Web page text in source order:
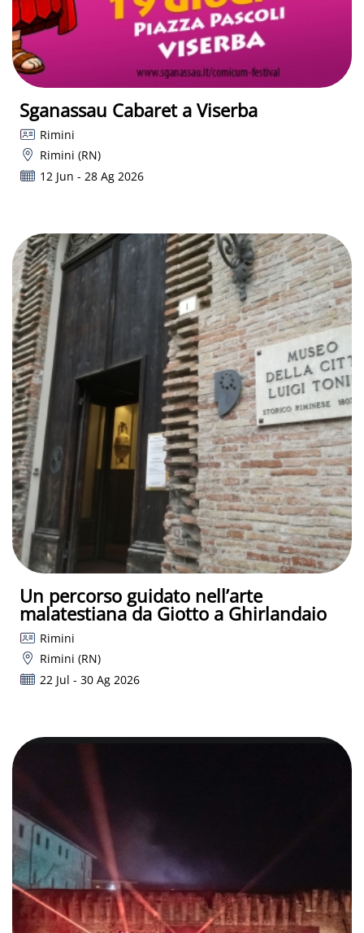
Sganassau Cabaret a Viserba
Rimini
Rimini (RN)
12 Jun - 28 Ag 2026
Un percorso guidato nell’arte
malatestiana da Giotto a Ghirlandaio
Rimini
Rimini (RN)
22 Jul - 30 Ag 2026